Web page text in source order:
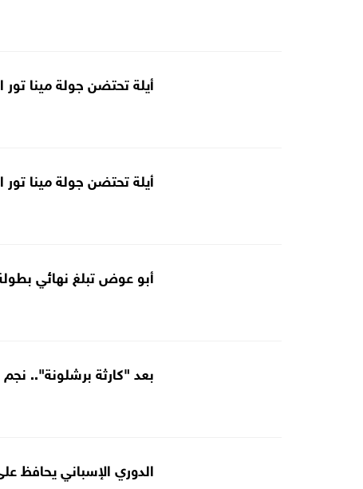
أيلة تحتضن جولة مينا تور
أيلة تحتضن جولة مينا تور
أبو عوض تبلغ نهائي بطولة
بعد "كارثة برشلونة"..
الدوري الإسباني يحافظ